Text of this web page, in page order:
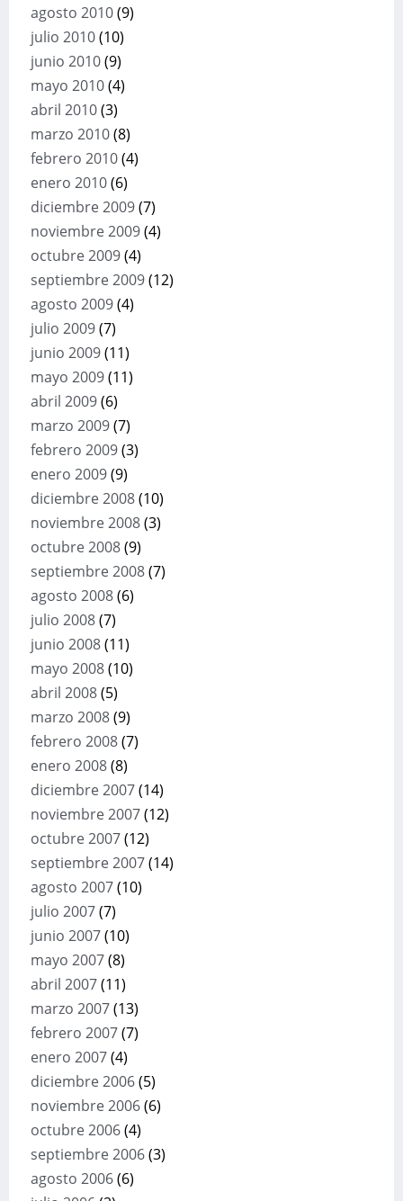
agosto 2010(9)
julio 2010(10)
junio 2010(9)
mayo 2010(4)
abril 2010(3)
marzo 2010(8)
febrero 2010(4)
enero 2010(6)
diciembre 2009(7)
noviembre 2009(4)
octubre 2009(4)
septiembre 2009(12)
agosto 2009(4)
julio 2009(7)
junio 2009(11)
mayo 2009(11)
abril 2009(6)
marzo 2009(7)
febrero 2009(3)
enero 2009(9)
diciembre 2008(10)
noviembre 2008(3)
octubre 2008(9)
septiembre 2008(7)
agosto 2008(6)
julio 2008(7)
junio 2008(11)
mayo 2008(10)
abril 2008(5)
marzo 2008(9)
febrero 2008(7)
enero 2008(8)
diciembre 2007(14)
noviembre 2007(12)
octubre 2007(12)
septiembre 2007(14)
agosto 2007(10)
julio 2007(7)
junio 2007(10)
mayo 2007(8)
abril 2007(11)
marzo 2007(13)
febrero 2007(7)
enero 2007(4)
diciembre 2006(5)
noviembre 2006(6)
octubre 2006(4)
septiembre 2006(3)
agosto 2006(6)